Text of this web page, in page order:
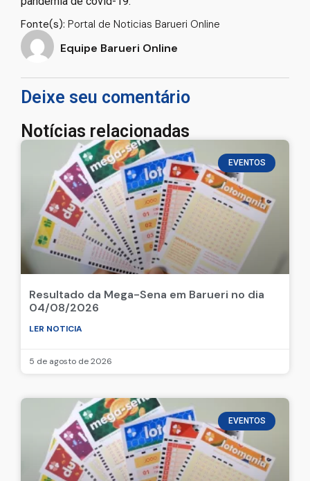
Fonte(s): Portal de Noticias Barueri Online
Equipe Barueri Online
Deixe seu comentário
Notícias relacionadas
EVENTOS
Resultado da Mega-Sena em Barueri no dia
04/08/2026
LER NOTICIA
5 de agosto de 2026
EVENTOS